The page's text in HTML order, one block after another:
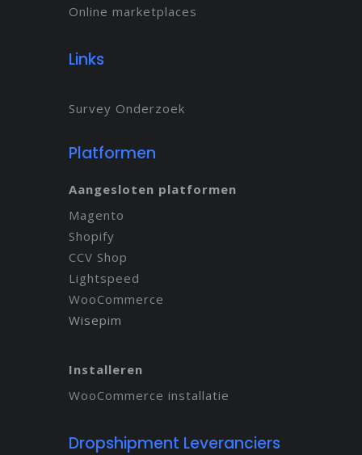
Online marketplaces
Links
Survey Onderzoek
Platformen
Aangesloten platformen
Magento
Shopify
CCV Shop
Lightspeed
WooCommerce
Wisepim
Installeren
WooCommerce installatie
Dropshipment Leveranciers